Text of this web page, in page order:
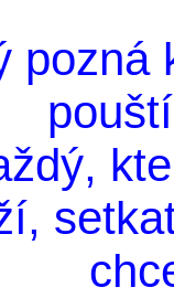
pozná